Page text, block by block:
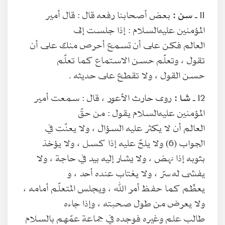
11 ـ سن :بعض أصحابنا رفعه قال : قال أمير
المؤمنين عليه‌السلام : إذا جلست إلى
العالم فكن على أن تسمع أحرص منك على أن
تقول ، وتعلّم حسن الاستماع كما تعلّم
حسن القول ، ولا تقطع على حديثه .
12 ـ شا :روى حارث الأعور ، قال : سمعت أمير
المؤمنين عليه‌السلام يقول : من حقّ
العالم أن لا يكثر عليه السؤال ، ولا يعنّت في
الجواب (6) ولا يلحّ عليه إذا كسل ، ولا يؤخذ
بثوبه إذا نهض ، ولا يشار إليه بيد في حاجة ، ولا
يفشى له سرّ ، ولا يغتاب عنده أحد ، و
يعظّم كما حفظ أمر الله ، ويجلس المتعلّم أمامه ،
ولا يعرض من طول صحبته ، وإذا جاءه
طالب علم وغيره فوجده في جماعة عمّهم بالسلام